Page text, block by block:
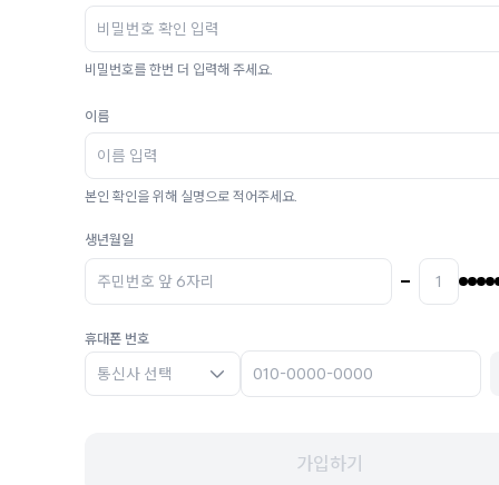
비밀번호를 한번 더 입력해 주세요.
이름
본인 확인을 위해 실명으로 적어주세요.
생년월일
휴대폰 번호
통신사 선택
가입하기